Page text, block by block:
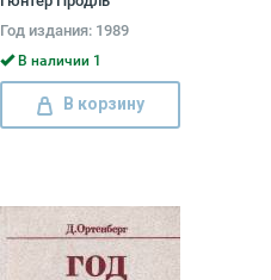
Год издания: 1989
В наличии 1
В корзину